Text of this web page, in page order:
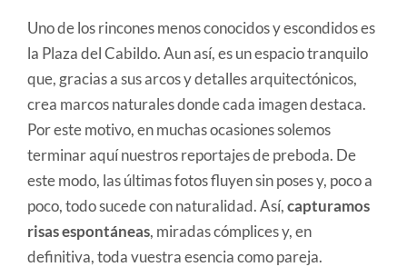
Uno de los rincones menos conocidos y escondidos es
la Plaza del Cabildo. Aun así, es un espacio tranquilo
que, gracias a sus arcos y detalles arquitectónicos,
crea marcos naturales donde cada imagen destaca.
Por este motivo, en muchas ocasiones solemos
terminar aquí nuestros reportajes de preboda. De
este modo, las últimas fotos fluyen sin poses y, poco a
poco, todo sucede con naturalidad. Así,capturamos
risas espontáneas, miradas cómplices y, en
definitiva, toda vuestra esencia como pareja.